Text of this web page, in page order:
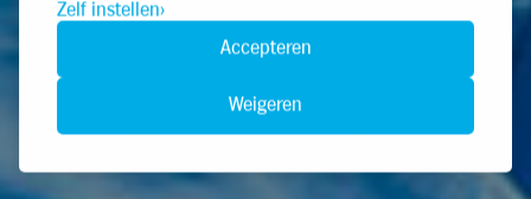
Zelf instellen
Weigeren
Accepteren